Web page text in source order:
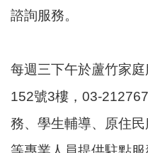
訊
告
生
活
諮詢服務。
每週三下午於蘆竹家
152號3樓，03-
務、學生輔導、原住